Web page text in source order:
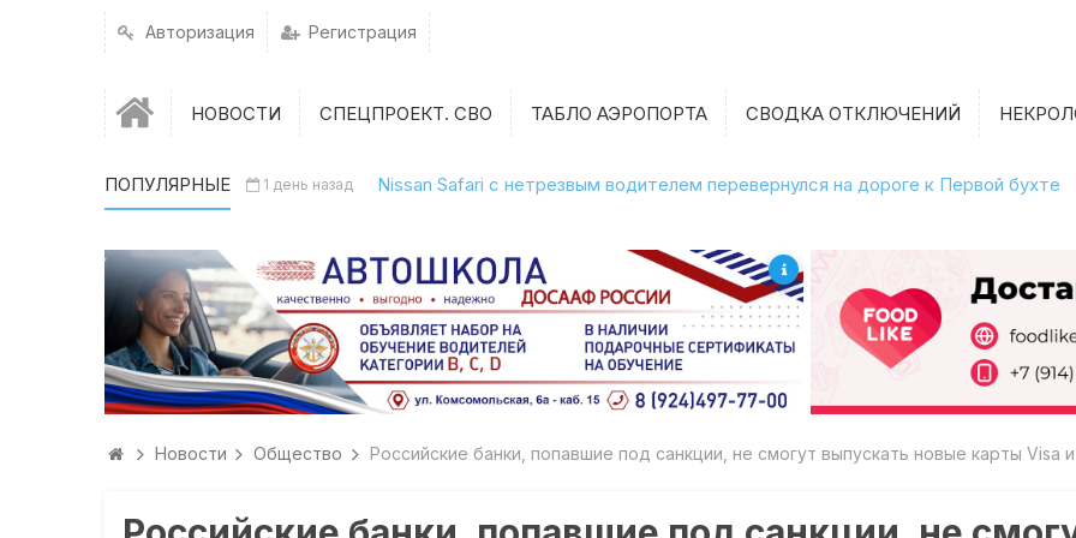
Авторизация Регистрация
НОВОСТИ СПЕЦПРОЕКТ. СВО ТАБЛО АЭРОПОРТА СВОДКА ОТКЛЮЧЕНИЙ
ПОПУЛЯРНЫЕ 1 день назад Nissan Safari с нетрезвым водителем перевернулся на дороге к Первой бухте
Новости Общество Российские банки, попавшие под санкции, не смогут выпускать новые карты Visa